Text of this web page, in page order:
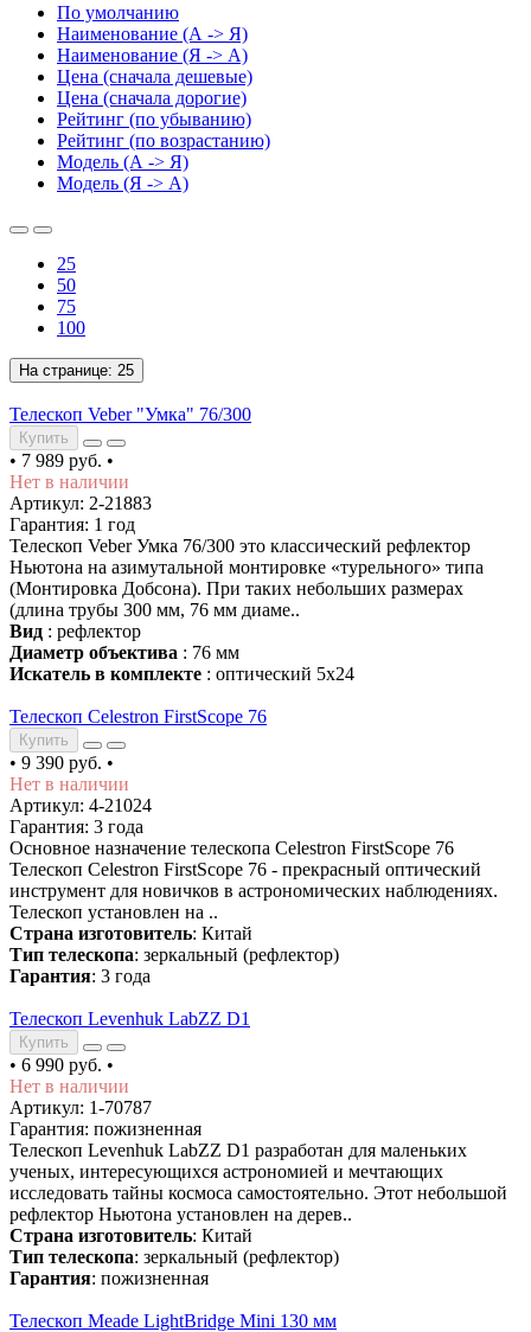
По умолчанию
Наименование (А -> Я)
Наименование (Я -> А)
Цена (сначала дешевые)
Цена (сначала дорогие)
Рейтинг (по убыванию)
Рейтинг (по возрастанию)
Модель (А -> Я)
Модель (Я -> А)
25
50
75
100
На странице: 25
Телескоп Veber "Умка" 76/300
Купить
• 7 989 руб. •
Нет в наличии
Артикул: 2-21883
Гарантия: 1 год
Телескоп Veber Умка 76/300 это классический рефлектор
Ньютона на азимутальной монтировке «турельного» типа
(Монтировка Добсона). При таких небольших размерах
(длина трубы 300 мм, 76 мм диаме..
Вид : рефлектор
Диаметр объектива : 76 мм
Искатель в комплекте : оптический 5x24
Телескоп Celestron FirstScope 76
Купить
• 9 390 руб. •
Нет в наличии
Артикул: 4-21024
Гарантия: 3 года
Основное назначение телескопа Celestron FirstScope 76
Телескоп Celestron FirstScope 76 - прекрасный оптический
инструмент для новичков в астрономических наблюдениях.
Телескоп установлен на ..
Страна изготовитель: Китай
Тип телескопа: зеркальный (рефлектор)
Гарантия: 3 года
Телескоп Levenhuk LabZZ D1
Купить
• 6 990 руб. •
Нет в наличии
Артикул: 1-70787
Гарантия: пожизненная
Телескоп Levenhuk LabZZ D1 разработан для маленьких
ученых, интересующихся астрономией и мечтающих
исследовать тайны космоса самостоятельно. Этот небольшой
рефлектор Ньютона установлен на дерев..
Страна изготовитель: Китай
Тип телескопа: зеркальный (рефлектор)
Гарантия: пожизненная
Телескоп Meade LightBridge Mini 130 мм